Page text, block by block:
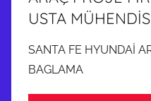
USTA
SANTA FE HYUNDAİ
BAGLAMA